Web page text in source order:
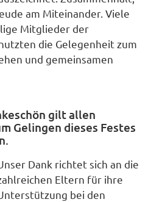
am Miteinander. Viele
Mitglieder der
die Gelegenheit zum
und gemeinsamen
gilt allen
Gelingen dieses Festes
Dank richtet sich an die
Eltern für ihre
bei den